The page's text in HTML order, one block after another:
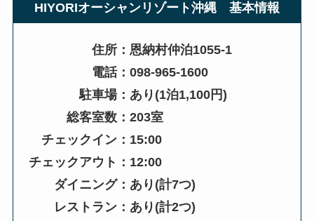
HIYORIオーシャンリゾート沖縄 基本情報
住所：恩納村仲泊1055-1
電話：098-965-1600
駐車場：あり(1泊1,100円)
総客室数：203室
チェックイン：15:00
チェックアウト：12:00
ダイニング：あり(計7つ)
レストラン：あり(計2つ)